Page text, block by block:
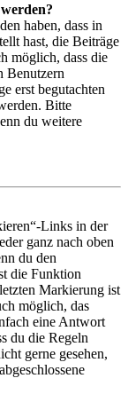
haben, dass in
hast, die Beiträge
möglich, dass die
Benutzern
erst begutachten
Bitte
du weitere
Links in der
ganz nach oben
du den
die Funktion
Markierung ist
möglich, das
eine Antwort
du die Regeln
gerne gesehen,